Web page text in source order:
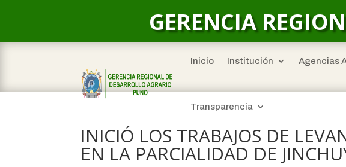
GERENCIA
Inicio Institución Agencias
Transparencia
INICIÓ LOS TRABAJOS DE
EN LA PARCIALIDAD DE